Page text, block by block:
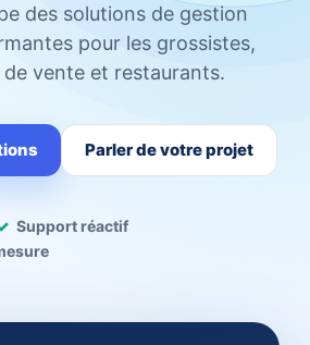
des solutions de gestion
pour les grossistes,
vente et restaurants.
Parler de votre projet
Support réactif